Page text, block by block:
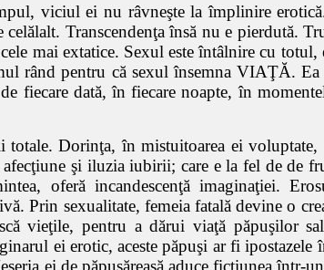
viciul ei nu râvneşte la împlinire
Transcendenţa însă nu e pierdută.
mai extatice. Sexul este întâlnire cu
rând pentru că sexul însemna VIAŢĂ. Ea
fiecare dată, în fiecare noapte, în
Dorinţa, în mistuitoarea ei
şi iluzia iubirii; care e la fel de de
oferă incandescenţă imaginaţiei.
Prin sexualitate, femeia fatală devine o
vieţile, pentru a dărui viaţă păpuşilor
ei erotic, aceste păpuşi ar fi ipostazele
ei de păpuşăreasă aduce ficţiunea într-